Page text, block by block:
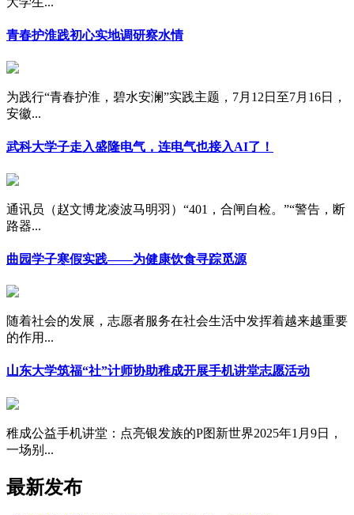
青春护淮践初心实地调研察水情
为践行“青春护淮，碧水安澜”实践主题，7月12日至7月16日，
安徽...
武科大学子走入盛隆电气，连电气也接入AI了！
通讯员（赵文博龙凌波马明羽）“401，合闸自检。”“警告，断
路器...
曲园学子寒假实践——为健康饮食寻踪觅源
随着社会的发展，志愿者服务在社会生活中发挥着越来越重要
的作用...
山东大学筑福“社”计师协助稚成开展手机讲堂志愿活动
稚成公益手机讲堂：点亮银发族的P图新世界2025年1月9日，
一场别...
最新发布